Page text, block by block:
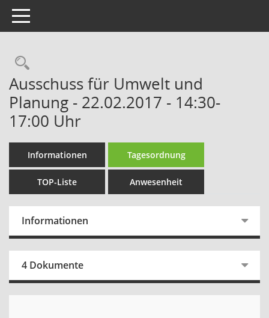
Toggle navigation
Rechercheauswahl
Ausschuss für Umwelt und
Planung - 22.02.2017 - 14:30-
17:00 Uhr
Informationen Tagesordnung
TOP-Liste Anwesenheit
Informationen
4 Dokumente